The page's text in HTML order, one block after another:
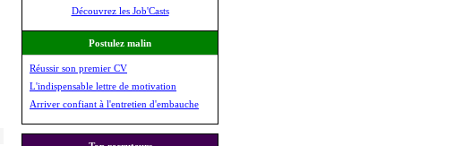
Découvrez les Job'Casts
Postulez malin
Réussir son premier CV
L'indispensable lettre de motivation
Arriver confiant à l'entretien d'embauche